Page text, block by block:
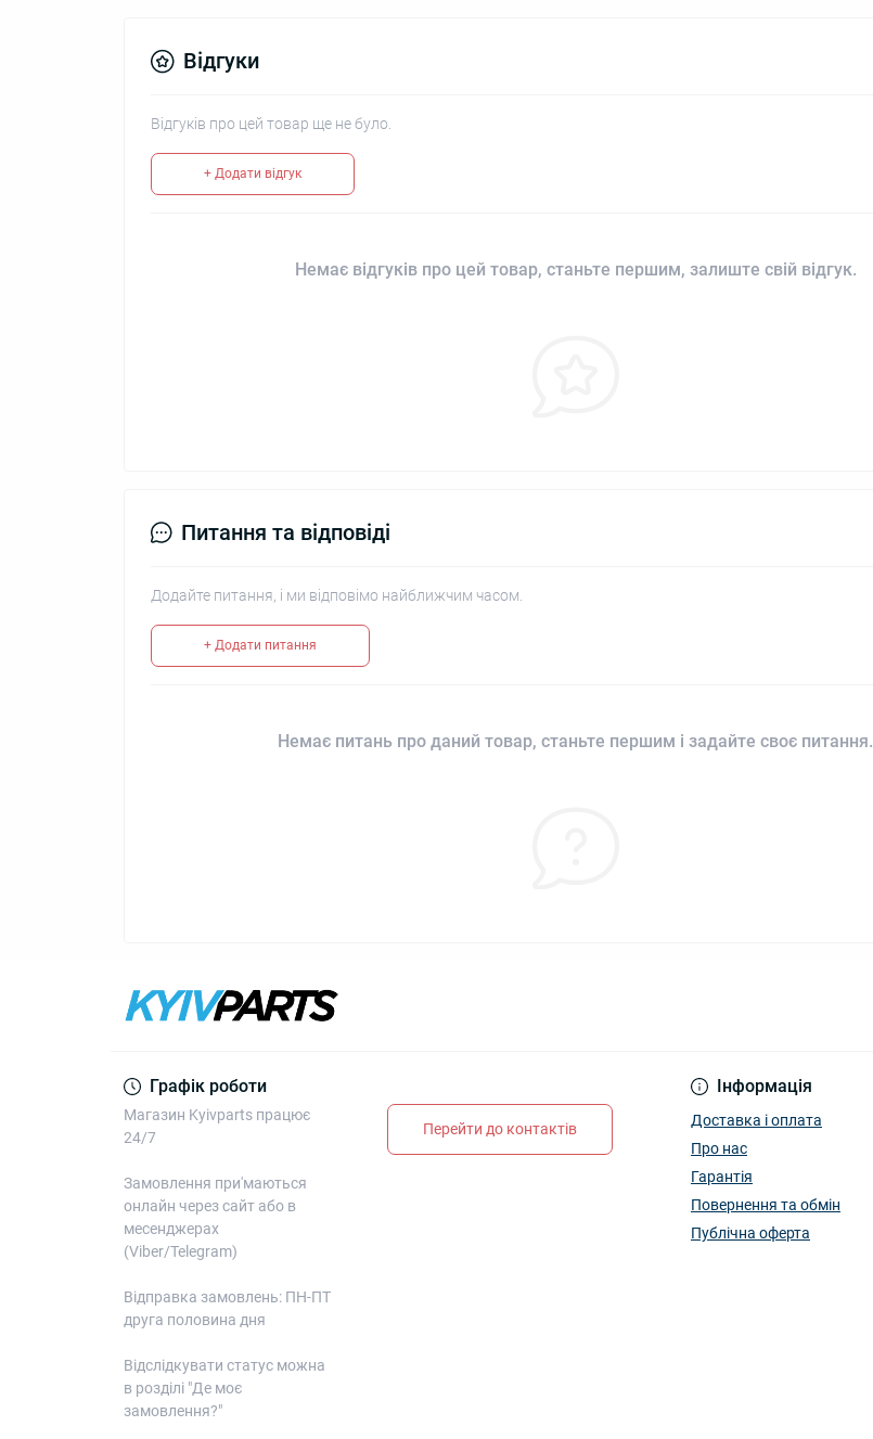
Відгуки
Відгуків про цей товар ще не було.
+ Додати відгук
Немає відгуків про цей товар, станьте першим, залиште свій відгук.
Питання та відповіді
Додайте питання, і ми відповімо найближчим часом.
+ Додати питання
Немає питань про даний товар, станьте першим і задайте своє питання.
Графік роботи
Магазин Kyivparts працює
24/7
Замовлення при'маються
онлайн через сайт або в
месенджерах
(Viber/Telegram)
Відправка замовлень: ПН-ПТ
друга половина дня
Відслідкувати статус можна
в розділі "Де моє
замовлення?"
Перейти до контактів
Інформація
Доставка і оплата
Про нас
Гарантія
Повернення та обмін
Публічна оферта